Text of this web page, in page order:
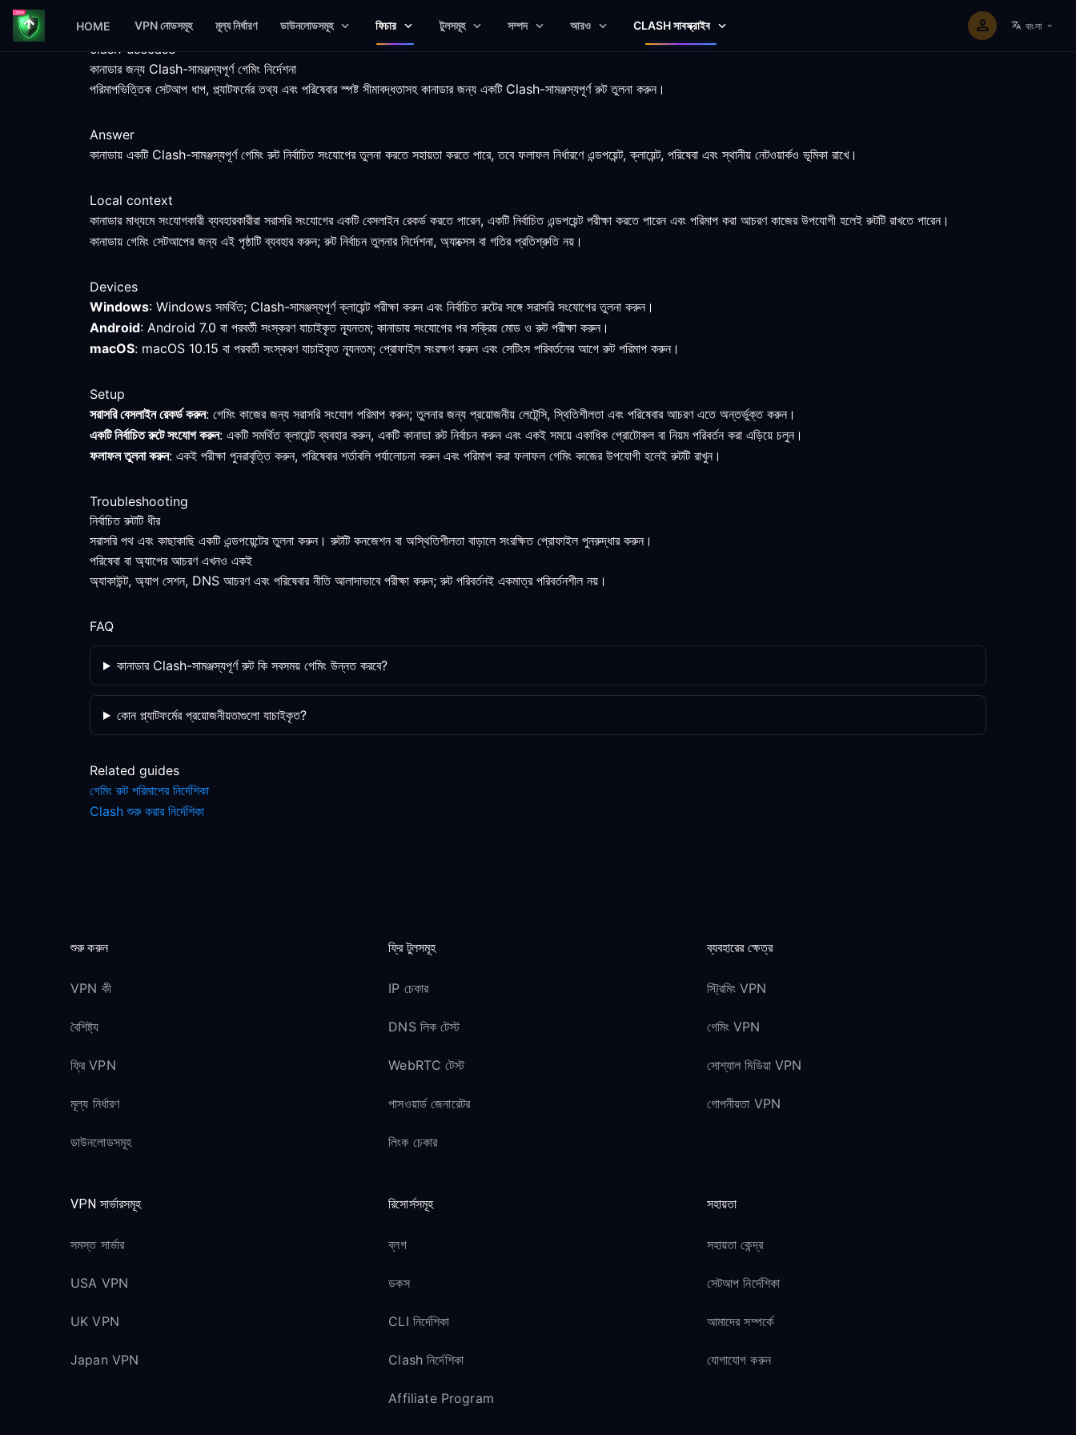
HOME VPN নোডসমূহ মূল্য নির্ধারণ ডাউনলোডসমূহ ফিচার টুলসমূহ সম্পদ আরও CLASH সাবস্ক্রাইব বাংলা
clash-usecase
কানাডার জন্য Clash-সামঞ্জস্যপূর্ণ গেমিং নির্দেশনা
পরিমাপভিত্তিক সেটআপ ধাপ, প্ল্যাটফর্মের তথ্য এবং পরিষেবার স্পষ্ট সীমাবদ্ধতাসহ কানাডার জন্য একটি Clash-সামঞ্জস্যপূর্ণ রুট তুলনা করুন।
Answer
কানাডায় একটি Clash-সামঞ্জস্যপূর্ণ গেমিং রুট নির্বাচিত সংযোগের তুলনা করতে সহায়তা করতে পারে, তবে ফলাফল নির্ধারণে এন্ডপয়েন্ট, ক্লায়েন্ট, পরিষেবা এবং স্থানীয় নেটওয়ার্কও ভূমিকা রাখে।
Local context
কানাডার মাধ্যমে সংযোগকারী ব্যবহারকারীরা সরাসরি সংযোগের একটি বেসলাইন রেকর্ড করতে পারেন, একটি নির্বাচিত এন্ডপয়েন্ট পরীক্ষা করতে পারেন এবং পরিমাপ করা আচরণ কাজের উপযোগী হলেই রুটটি রাখতে পারেন।
কানাডায় গেমিং সেটআপের জন্য এই পৃষ্ঠাটি ব্যবহার করুন; রুট নির্বাচন তুলনার নির্দেশনা, অ্যাক্সেস বা গতির প্রতিশ্রুতি নয়।
Devices
Windows: Windows সমর্থিত; Clash-সামঞ্জস্যপূর্ণ ক্লায়েন্ট পরীক্ষা করুন এবং নির্বাচিত রুটের সঙ্গে সরাসরি সংযোগের তুলনা করুন।
Android: Android 7.0 বা পরবর্তী সংস্করণ যাচাইকৃত ন্যূনতম; কানাডায় সংযোগের পর সক্রিয় মোড ও রুট পরীক্ষা করুন।
macOS: macOS 10.15 বা পরবর্তী সংস্করণ যাচাইকৃত ন্যূনতম; প্রোফাইল সংরক্ষণ করুন এবং সেটিংস পরিবর্তনের আগে রুট পরিমাপ করুন।
Setup
সরাসরি বেসলাইন রেকর্ড করুন: গেমিং কাজের জন্য সরাসরি সংযোগ পরিমাপ করুন; তুলনার জন্য প্রয়োজনীয় লেটেন্সি, স্থিতিশীলতা এবং পরিষেবার আচরণ এতে অন্তর্ভুক্ত করুন।
একটি নির্বাচিত রুটে সংযোগ করুন: একটি সমর্থিত ক্লায়েন্ট ব্যবহার করুন, একটি কানাডা রুট নির্বাচন করুন এবং একই সময়ে একাধিক প্রোটোকল বা নিয়ম পরিবর্তন করা এড়িয়ে চলুন।
ফলাফল তুলনা করুন: একই পরীক্ষা পুনরাবৃত্তি করুন, পরিষেবার শর্তাবলি পর্যালোচনা করুন এবং পরিমাপ করা ফলাফল গেমিং কাজের উপযোগী হলেই রুটটি রাখুন।
Troubleshooting
নির্বাচিত রুটটি ধীর
সরাসরি পথ এবং কাছাকাছি একটি এন্ডপয়েন্টের তুলনা করুন। রুটটি কনজেশন বা অস্থিতিশীলতা বাড়ালে সংরক্ষিত প্রোফাইল পুনরুদ্ধার করুন।
পরিষেবা বা অ্যাপের আচরণ এখনও একই
অ্যাকাউন্ট, অ্যাপ সেশন, DNS আচরণ এবং পরিষেবার নীতি আলাদাভাবে পরীক্ষা করুন; রুট পরিবর্তনই একমাত্র পরিবর্তনশীল নয়।
FAQ
কানাডার Clash-সামঞ্জস্যপূর্ণ রুট কি সবসময় গেমিং উন্নত করবে?
কোন প্ল্যাটফর্মের প্রয়োজনীয়তাগুলো যাচাইকৃত?
Related guides
গেমিং রুট পরিমাপের নির্দেশিকা
Clash শুরু করার নির্দেশিকা
শুরু করুন
VPN কী
বৈশিষ্ট্য
ফ্রি VPN
মূল্য নির্ধারণ
ডাউনলোডসমূহ
ফ্রি টুলসমূহ
IP চেকার
DNS লিক টেস্ট
WebRTC টেস্ট
পাসওয়ার্ড জেনারেটর
লিংক চেকার
ব্যবহারের ক্ষেত্র
স্ট্রিমিং VPN
গেমিং VPN
সোশ্যাল মিডিয়া VPN
গোপনীয়তা VPN
VPN সার্ভারসমূহ
সমস্ত সার্ভার
USA VPN
UK VPN
Japan VPN
রিসোর্সসমূহ
ব্লগ
ডকস
CLI নির্দেশিকা
Clash নির্দেশিকা
Affiliate Program
সহায়তা
সহায়তা কেন্দ্র
সেটআপ নির্দেশিকা
আমাদের সম্পর্কে
যোগাযোগ করুন